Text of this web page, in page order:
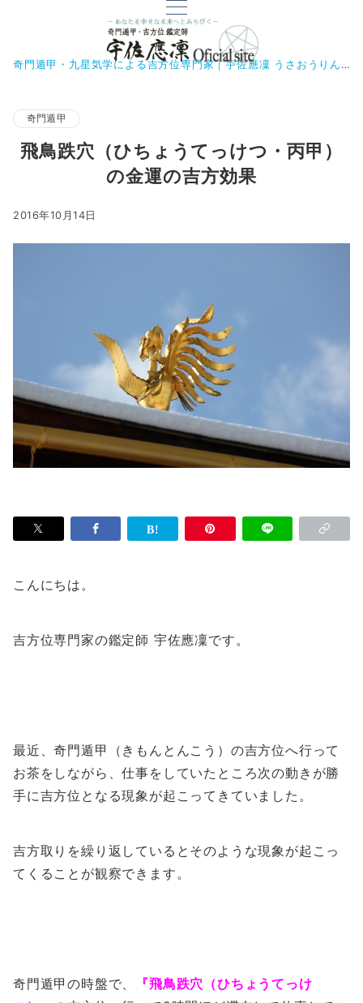
奇門遁甲・九星気学による吉方位専門家｜宇佐應凜 うさおうりん
奇門遁甲
飛鳥跌穴（ひちょうてっけつ・丙甲）
の金運の吉方効果
2016年10月14日
こんにちは。
吉方位専門家の鑑定師 宇佐應凜です。
最近、奇門遁甲（きもんとんこう）の吉方位へ行って
お茶をしながら、仕事をしていたところ次の動きが勝
手に吉方位となる現象が起こってきていました。
吉方取りを繰り返しているとそのような現象が起こっ
てくることが観察できます。
奇門遁甲の時盤で、
『飛鳥跌穴（ひちょうてっけ